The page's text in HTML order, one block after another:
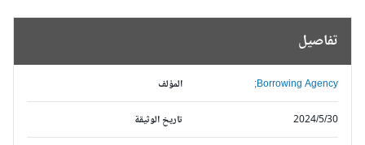
تفاصيل
المؤلف Borrowing Agency;
تاريخ الوثيقة 2024/5/30